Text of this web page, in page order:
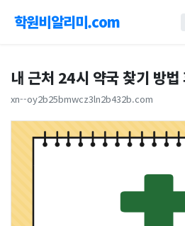
학원비알리미.com
내 근처 24시 약국 찾기 방법
xn--oy2b25bmwcz3ln2b432b.com